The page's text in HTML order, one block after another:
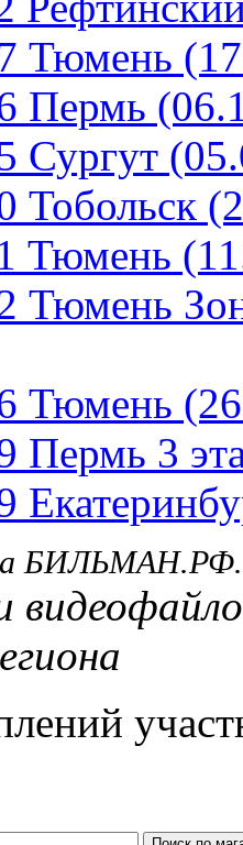
Тюмень
Пермь
Сургут
Тобольск
Тюмень
Тюмень
Тюмень
Пермь 3
БИЛЬМАН.РФ.